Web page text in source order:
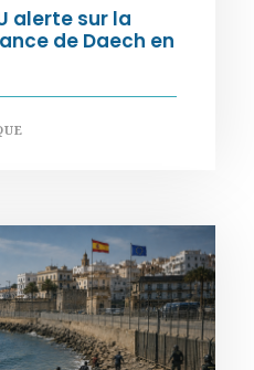
alerte sur la
de Daech en